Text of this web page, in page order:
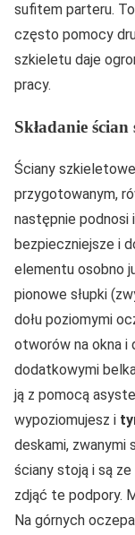
sufitem parteru.
często pomocy
szkieletu daje
pracy.
Składanie
Ściany
przygotowanym,
następnie podnosi
bezpieczniejsze i
elementu osobno
pionowe słupki
dołu poziomymi
otworów na okna i
dodatkowymi
ją z pomocą
wypoziomujesz i
deskami, zwanymi
ściany stoją i są ze
zdjąć te podpory.
Na górnych